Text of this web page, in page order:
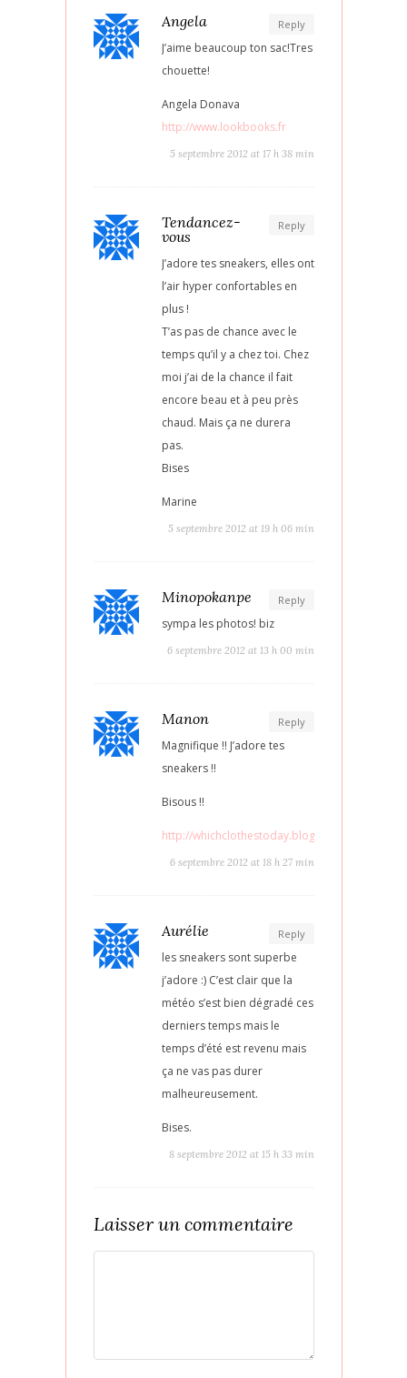
Reply
Angela
J’aime beaucoup ton sac!Tres
chouette!
Angela Donava
http://www.lookbooks.fr
5 septembre 2012 at 17 h 38 min
Reply
Tendancez-
vous
J’adore tes sneakers, elles ont
l’air hyper confortables en
plus !
T’as pas de chance avec le
temps qu’il y a chez toi. Chez
moi j’ai de la chance il fait
encore beau et à peu près
chaud. Mais ça ne durera
pas.
Bises
Marine
5 septembre 2012 at 19 h 06 min
Reply
Minopokanpe
sympa les photos! biz
6 septembre 2012 at 13 h 00 min
Reply
Manon
Magnifique !! J’adore tes
sneakers !!
Bisous !!
http://whichclothestoday.blogspot.fr
6 septembre 2012 at 18 h 27 min
Reply
Aurélie
les sneakers sont superbe
j’adore :) C’est clair que la
météo s’est bien dégradé ces
derniers temps mais le
temps d’été est revenu mais
ça ne vas pas durer
malheureusement.
Bises.
8 septembre 2012 at 15 h 33 min
Laisser un commentaire